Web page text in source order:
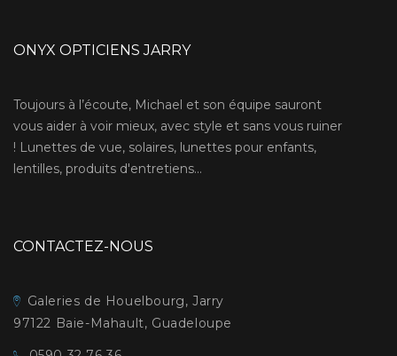
ONYX OPTICIENS JARRY
Toujours à l’écoute, Michael et son équipe sauront
vous aider à voir mieux, avec style et sans vous ruiner
! Lunettes de vue, solaires, lunettes pour enfants,
lentilles, produits d'entretiens...
CONTACTEZ-NOUS
Galeries de Houelbourg, Jarry
97122 Baie-Mahault, Guadeloupe